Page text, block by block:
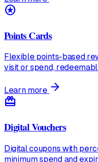
stars
Points Cards
Flexible points-based
visit or spend,
Learn more arrow_forward
redeem
Digital Vouchers
Digital coupons with
minimum spend and